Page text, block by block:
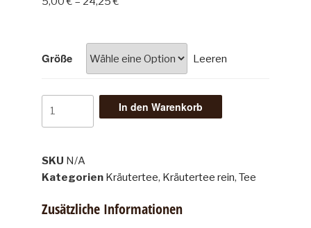
Größe Leeren
In den Warenkorb
SKU N/A
Kategorien Kräutertee, Kräutertee rein, Tee
Zusätzliche Informationen